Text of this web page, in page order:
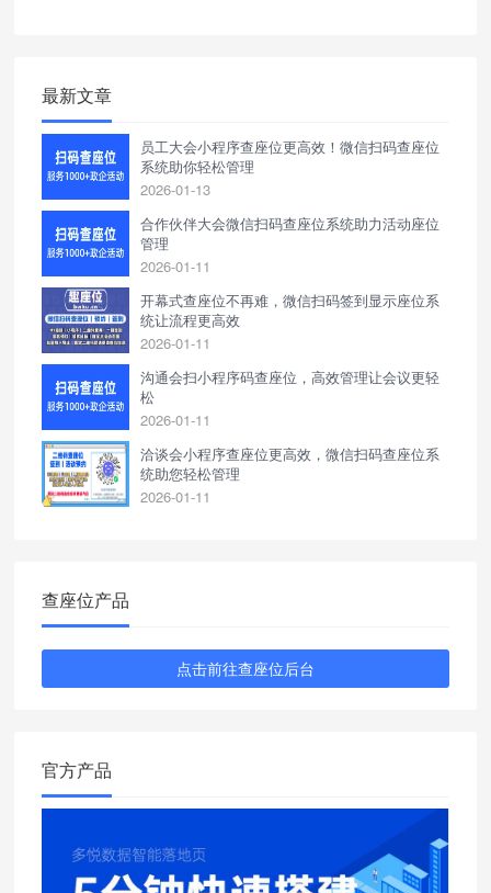
最新文章
员工大会小程序查座位更高效！微信扫码查座位
系统助你轻松管理
2026-01-13
合作伙伴大会微信扫码查座位系统助力活动座位
管理
2026-01-11
开幕式查座位不再难，微信扫码签到显示座位系
统让流程更高效
2026-01-11
沟通会扫小程序码查座位，高效管理让会议更轻
松
2026-01-11
洽谈会小程序查座位更高效，微信扫码查座位系
统助您轻松管理
2026-01-11
查座位产品
点击前往查座位后台
官方产品